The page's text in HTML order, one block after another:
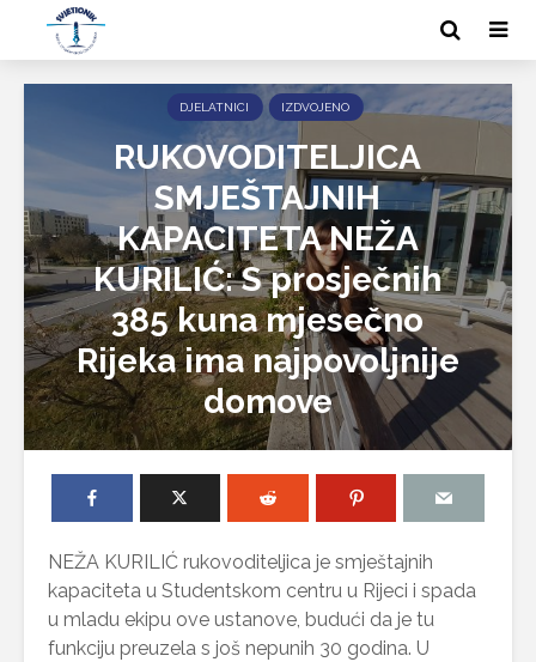
DJELATNICI IZDVOJENO
RUKOVODITELJICA
SMJEŠTAJNIH
KAPACITETA NEŽA
KURILIĆ: S prosječnih
385 kuna mjesečno
Rijeka ima najpovoljnije
domove
NEŽA KURILIĆ rukovoditeljica je smještajnih
kapaciteta u Studentskom centru u Rijeci i spada
u mladu ekipu ove ustanove, budući da je tu
funkciju preuzela s još nepunih 30 godina. U